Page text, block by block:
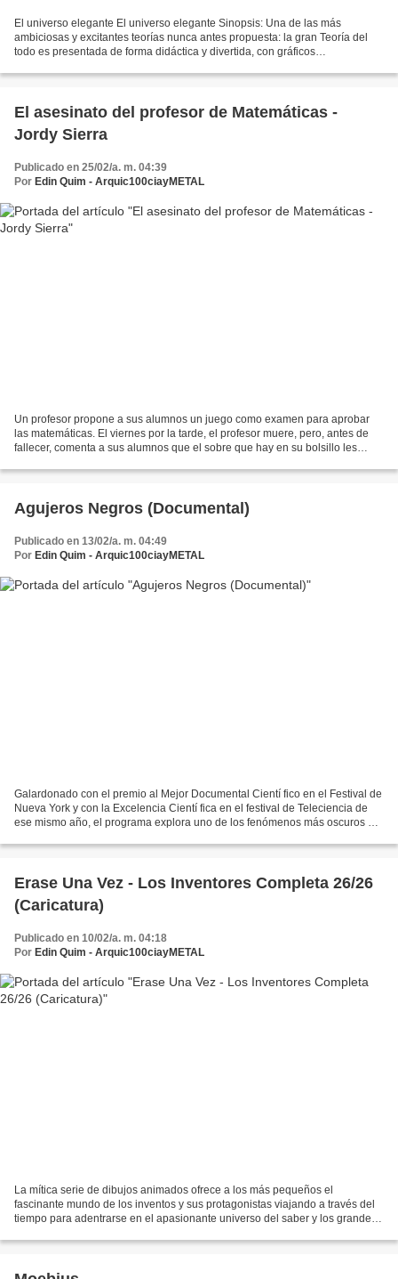
El universo elegante El universo elegante Sinopsis: Una de las más
ambiciosas y excitantes teorías nunca antes propuesta: la gran Teoría del
todo es presentada de forma didáctica y divertida, con gráficos
El asesinato del profesor de Matemáticas -
Jordy Sierra
Publicado en 25/02/a. m. 04:39
Por Edin Quim - Arquic100ciayMETAL
Un profesor propone a sus alumnos un juego como examen para aprobar
las matemáticas. El viernes por la tarde, el profesor muere, pero, antes de
fallecer, comenta a sus alumnos que el sobre que hay en su bolsillo les
Agujeros Negros (Documental)
Publicado en 13/02/a. m. 04:49
Por Edin Quim - Arquic100ciayMETAL
Galardonado con el premio al Mejor Documental Cientí fico en el Festival de
Nueva York y con la Excelencia Cientí fica en el festival de Teleciencia de
ese mismo año, el programa explora uno de los fenómenos más oscuros del
Erase Una Vez - Los Inventores Completa 26/26
(Caricatura)
Publicado en 10/02/a. m. 04:18
Por Edin Quim - Arquic100ciayMETAL
La mítica serie de dibujos animados ofrece a los más pequeños el
fascinante mundo de los inventos y sus protagonistas viajando a través del
tiempo para adentrarse en el apasionante universo del saber y los grandes